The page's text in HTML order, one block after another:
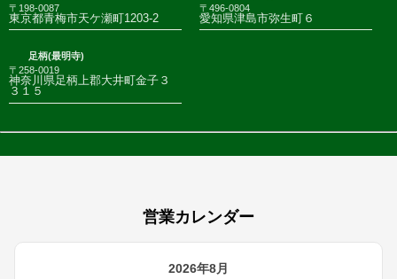
〒198-0087
東京都青梅市天ケ瀬町1203-2
〒496-0804
愛知県津島市弥生町６
足柄(最明寺)
〒258-0019
神奈川県足柄上郡大井町金子３
３１５
営業カレンダー
2026年8月